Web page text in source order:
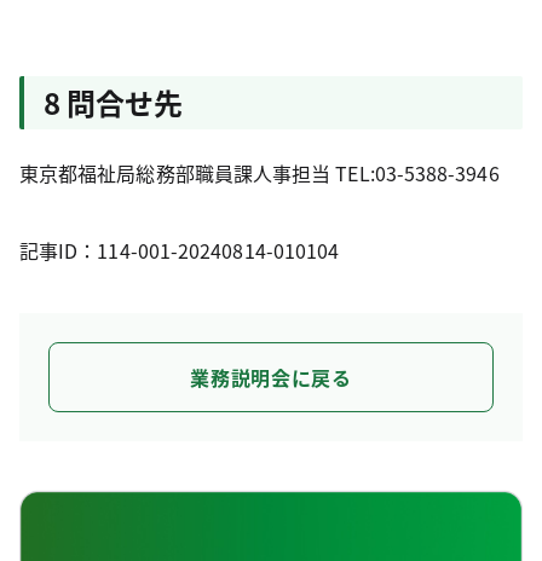
8 問合せ先
東京都福祉局総務部職員課人事担当 TEL:03-5388-3946
記事ID：114-001-20240814-010104
業務説明会に戻る